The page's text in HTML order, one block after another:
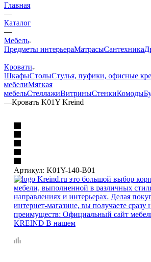
Главная
—
Каталог
—
Мебель
Предметы интерьераМатрасыСантехника
—
Кровати
ШкафыСтолыСтулья, пуфики, офисные
мебелиМягкая
мебельСтеллажиВитриныСтенкиКомоды
—Кровать K01Y Kreind
Артикул: K01Y-140-B01